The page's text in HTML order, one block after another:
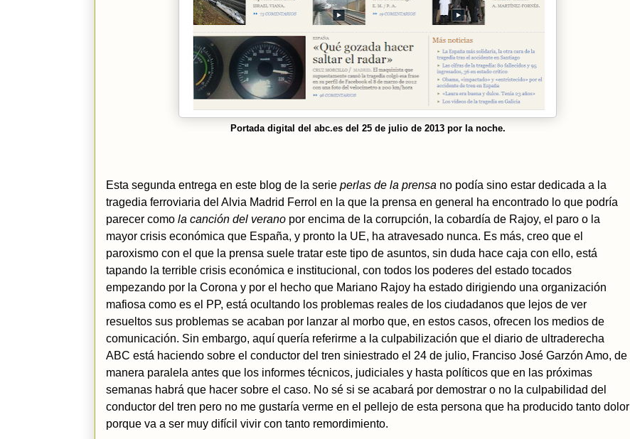
Portada digital del abc.es del 25 de julio de 2013 por la noche.
Esta segunda entrega en este blog de la serie perlas de la prensa no podía sino estar dedicada a la
tragedia ferroviaria del Alvia Madrid Ferrol en la que la prensa en general ha encontrado lo que podría
parecer como la canción del verano por encima de la corrupción, la cobardía de Rajoy, el paro o la
mayor crisis económica que España, y pronto la UE, ha atravesado nunca. Es más, creo que el
paroxismo con el que la prensa suele tratar este tipo de asuntos, sin duda hace caja con ello, está
tapando la terrible crisis económica e institucional, con todos los poderes del estado tocados
empezando por la Corona y por el hecho que Mariano Rajoy ha estado dirigiendo una organización
mafiosa como es el PP, está ocultando los problemas reales de los ciudadanos que lejos de ver
resueltos sus problemas se acaban por lanzar al morbo que, en estos casos, ofrecen los medios de
comunicación. Sin embargo, aquí quería referirme a la culpabilización que el diario de ultraderecha
ABC está haciendo sobre el conductor del tren siniestrado el 24 de julio, Franciso José Garzón Amo, de
manera paralela antes que los informes técnicos, judiciales y hasta políticos que en las próximas
semanas habrá que hacer sobre el caso. No sé si se acabará por demostrar o no la culpabilidad del
conductor del tren pero no me gustaría verme en el pellejo de esta persona que ha producido tanto dolor
porque va a ser muy difícil vivir con tanto remordimiento.